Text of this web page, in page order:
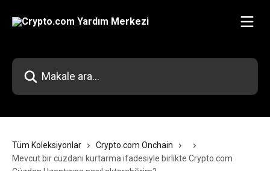
Makale ara...
Tüm Koleksiyonlar
Crypto.com Onchain
Mevcut bir cüzdanı kurtarma ifadesiyle birlikte Crypto.com